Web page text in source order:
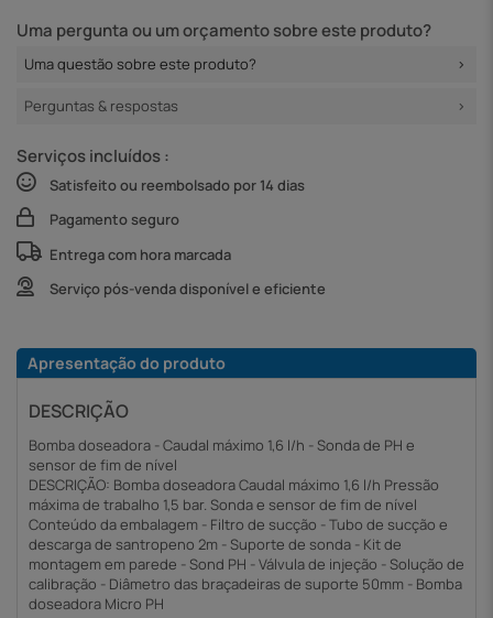
Uma pergunta ou um orçamento sobre este produto?
Uma questão sobre este produto?
Perguntas & respostas
Serviços incluídos :
Satisfeito ou reembolsado por 14 dias
Pagamento seguro
Entrega com hora marcada
Serviço pós-venda disponível e eficiente
Apresentação do produto
DESCRIÇÃO
Bomba doseadora - Caudal máximo 1,6 l/h - Sonda de PH e
sensor de fim de nível
DESCRIÇÃO: Bomba doseadora Caudal máximo 1,6 l/h Pressão
máxima de trabalho 1,5 bar. Sonda e sensor de fim de nível
Conteúdo da embalagem - Filtro de sucção - Tubo de sucção e
descarga de santropeno 2m - Suporte de sonda - Kit de
montagem em parede - Sond PH - Válvula de injeção - Solução de
calibração - Diâmetro das braçadeiras de suporte 50mm - Bomba
doseadora Micro PH